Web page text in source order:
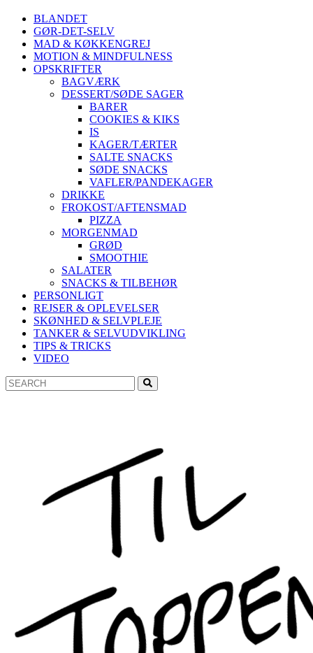
BLANDET
GØR-DET-SELV
MAD & KØKKENGREJ
MOTION & MINDFULNESS
OPSKRIFTER
BAGVÆRK
DESSERT/SØDE SAGER
BARER
COOKIES & KIKS
IS
KAGER/TÆRTER
SALTE SNACKS
SØDE SNACKS
VAFLER/PANDEKAGER
DRIKKE
FROKOST/AFTENSMAD
PIZZA
MORGENMAD
GRØD
SMOOTHIE
SALATER
SNACKS & TILBEHØR
PERSONLIGT
REJSER & OPLEVELSER
SKØNHED & SELVPLEJE
TANKER & SELVUDVIKLING
TIPS & TRICKS
VIDEO
Search
for: